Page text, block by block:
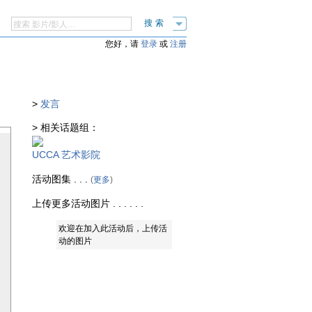
搜索
您好，请 登录 或 注册
> 发言
> 相关话题组：
UCCA 艺术影院
活动图集 . . . (更多)
上传更多活动图片 . . . . . .
欢迎在加入此活动后，上传活
动的图片